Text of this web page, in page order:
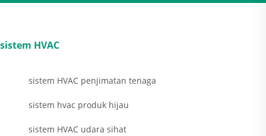
sistem HVAC
sistem HVAC penjimatan tenaga
sistem hvac produk hijau
sistem HVAC udara sihat